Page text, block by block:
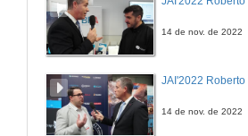
14 de nov. de 2022
14 de nov. de 2022